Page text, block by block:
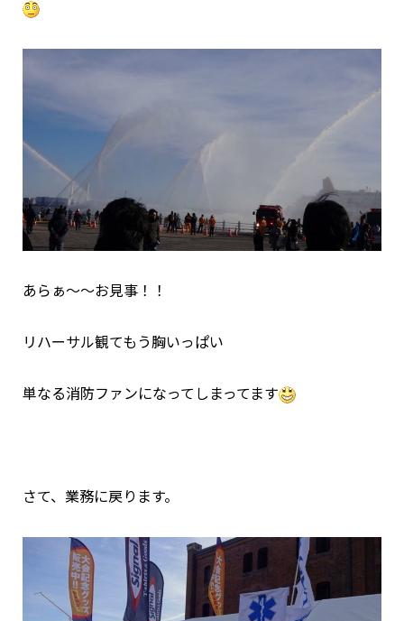
あらぁ～～お見事！！
リハーサル観てもう胸いっぱい
単なる消防ファンになってしまってます
さて、業務に戻ります。